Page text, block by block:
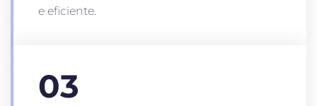
e eficiente.
03